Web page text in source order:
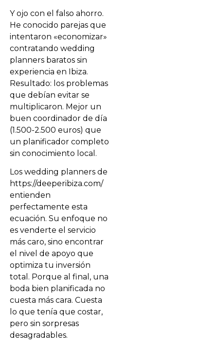
Y ojo con el falso ahorro.
He conocido parejas que
intentaron «economizar»
contratando wedding
planners baratos sin
experiencia en Ibiza.
Resultado: los problemas
que debían evitar se
multiplicaron. Mejor un
buen coordinador de día
(1.500-2.500 euros) que
un planificador completo
sin conocimiento local.
Los wedding planners de
https://deeperibiza.com/
entienden
perfectamente esta
ecuación. Su enfoque no
es venderte el servicio
más caro, sino encontrar
el nivel de apoyo que
optimiza tu inversión
total. Porque al final, una
boda bien planificada no
cuesta más cara. Cuesta
lo que tenía que costar,
pero sin sorpresas
desagradables.